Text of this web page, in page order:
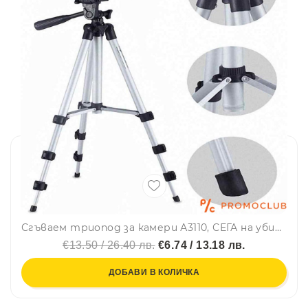
Тегло на опаковката: 0,3650 кг;
Размер на продукта (Д х Ш х В): 7,70 х 7,70 х 1,70 см;
Размер на опаковката (Д х Ш х В): 18,60 х 11,60 х 6,20
КОМПЛЕКТЪТ ВКЛЮЧВА:
1 x TV Box;
1 x адаптер за захранване;
1 x HDMI кабел;
1 x дистанционно управление;
1 x наръчник на англисйки език
Сгъваем триопод за камери А3110, СЕГА на убийствена цена
€13.50 / 26.40 лв.€6.74 / 13.18 лв.
ДОБАВИ В КОЛИЧКА